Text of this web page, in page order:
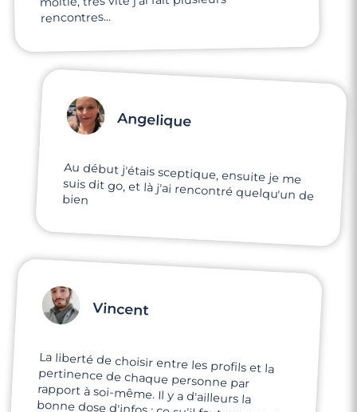
rencontres...
Angelique
Au début j'étais sceptique, ensuite je me
suis dit go, et là j'ai rencontré quelqu'un de
bien
Vincent
La liberté de choisir entre les profils et la
pertinence de chaque personne par
rapport à soi-même. Il y a d'ailleurs la
bonne dose d'infos : ce su'il faut pour avoir